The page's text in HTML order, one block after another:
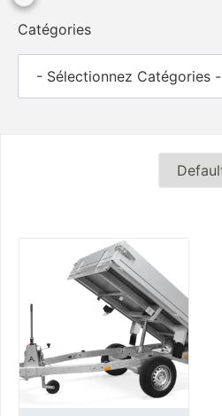
Catégories
- Sélectionnez Catégories -